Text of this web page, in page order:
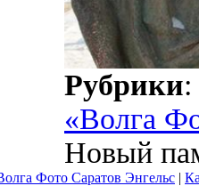
Рубрики:
«Волга
Новый
Фото Саратов Энгельс |